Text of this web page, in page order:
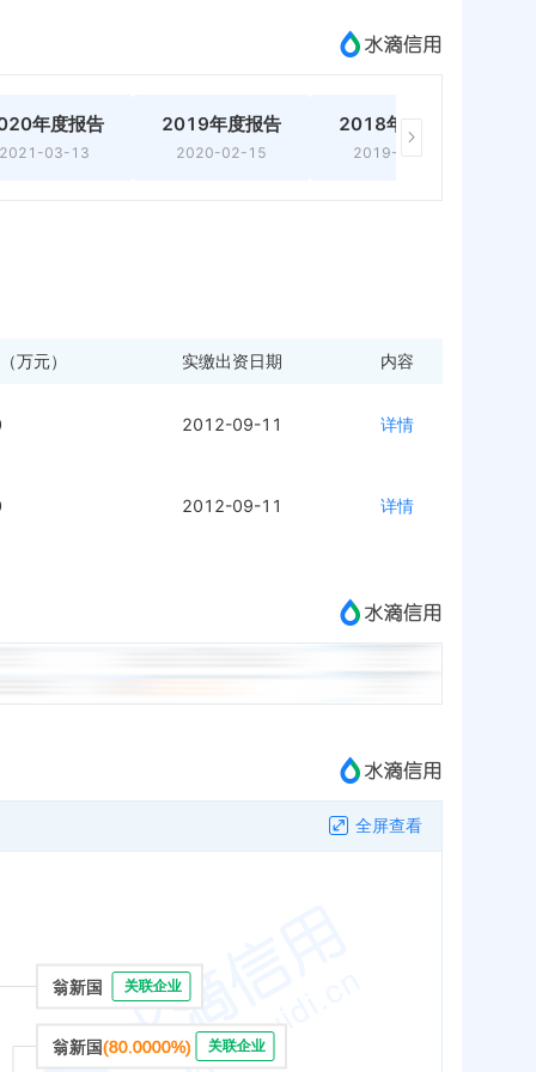
年度报告
03-13
2019年度报告
2020-02-15
2018年度报告
2019-03-15
万元） 实缴出资日期 内容
2012-09-11 详情
2012-09-11 详情
全屏查看
翁新国 关联企业
翁新国(80.0000%) 关联企业